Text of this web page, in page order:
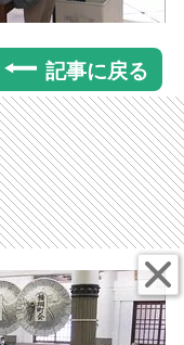
記事に戻る